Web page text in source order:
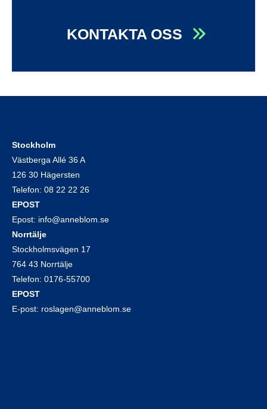
KONTAKTA OSS
Stockholm
Västberga Allé 36 A
126 30 Hägersten
Telefon: 08 22 22 26
EPOST
Epost: info@anneblom.se
Norrtälje
Stockholmsvägen 17
764 43 Norrtälje
Telefon: 0176-55700
EPOST
E-post: roslagen@anneblom.se